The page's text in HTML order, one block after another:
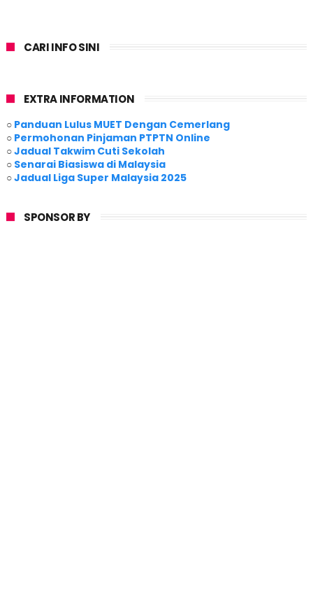
CARI INFO SINI
EXTRA INFORMATION
○ Panduan Lulus MUET Dengan Cemerlang
○ Permohonan Pinjaman PTPTN Online
○Jadual Takwim Cuti Sekolah
○ Senarai Biasiswa di Malaysia
○Jadual Liga Super Malaysia 2025
SPONSOR BY